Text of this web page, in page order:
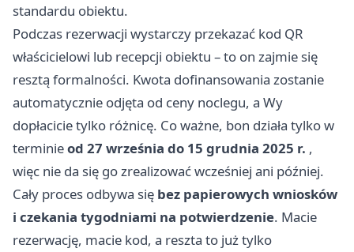
standardu obiektu.
Podczas rezerwacji wystarczy przekazać kod QR
właścicielowi lub recepcji obiektu – to on zajmie się
resztą formalności. Kwota dofinansowania zostanie
automatycznie odjęta od ceny noclegu, a Wy
dopłacicie tylko różnicę. Co ważne, bon działa tylko w
terminieod 27 września do 15 grudnia 2025 r. ,
więc nie da się go zrealizować wcześniej ani później.
Cały proces odbywa się bez papierowych wniosków
i czekania tygodniami na potwierdzenie. Macie
rezerwację, macie kod, a reszta to już tylko